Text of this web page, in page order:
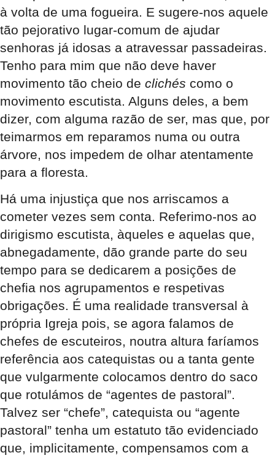
à volta de uma fogueira. E sugere-nos aquele
tão pejorativo lugar-comum de ajudar
senhoras já idosas a atravessar passadeiras.
Tenho para mim que não deve haver
movimento tão cheio de clichés como o
movimento escutista. Alguns deles, a bem
dizer, com alguma razão de ser, mas que, por
teimarmos em reparamos numa ou outra
árvore, nos impedem de olhar atentamente
para a floresta.
Há uma injustiça que nos arriscamos a
cometer vezes sem conta. Referimo-nos ao
dirigismo escutista, àqueles e aquelas que,
abnegadamente, dão grande parte do seu
tempo para se dedicarem a posições de
chefia nos agrupamentos e respetivas
obrigações. É uma realidade transversal à
própria Igreja pois, se agora falamos de
chefes de escuteiros, noutra altura faríamos
referência aos catequistas ou a tanta gente
que vulgarmente colocamos dentro do saco
que rotulámos de “agentes de pastoral”.
Talvez ser “chefe”, catequista ou “agente
pastoral” tenha um estatuto tão evidenciado
que, implicitamente, compensamos com a